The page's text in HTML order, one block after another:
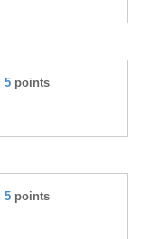
5 points
5 points